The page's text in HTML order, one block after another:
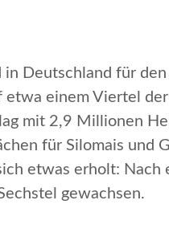
Deutschland für
einem Viertel
mit 2,9 Millionen
für Silomais und
etwas erholt:
gewachsen.